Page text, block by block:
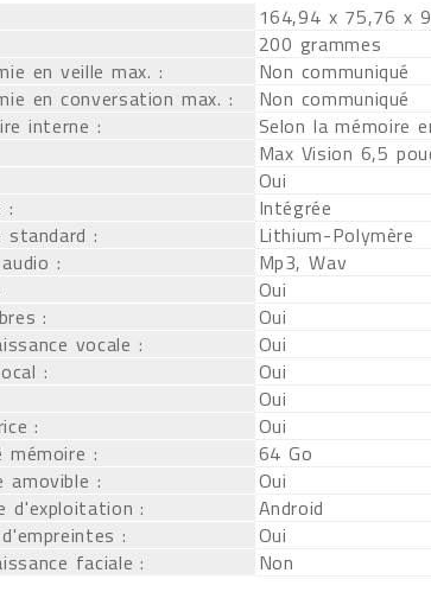
164,94 x 75,76 x
200 grammes
en veille max. :
Non communiqué
en conversation max. :
Non communiqué
interne :
Selon la mémoire
Max Vision 6,5
Oui
:
Intégrée
:
Lithium-Polymère
:
Mp3, Wav
Oui
:
Oui
vocale :
Oui
:
Oui
Oui
:
Oui
mémoire :
64 Go
amovible :
Oui
d'exploitation :
Android
:
Oui
faciale :
Non